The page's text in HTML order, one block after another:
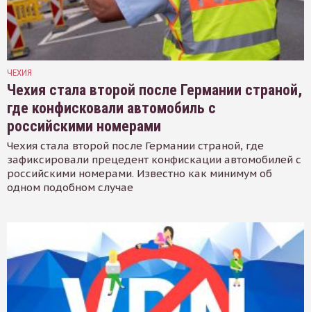
ЧЕХИЯ
Чехия стала второй после Германии страной,
где конфисковали автомобиль с
российскими номерами
Чехия стала второй после Германии страной, где
зафиксировали прецедент конфискации автомобилей с
российскими номерами. Известно как минимум об
одном подобном случае